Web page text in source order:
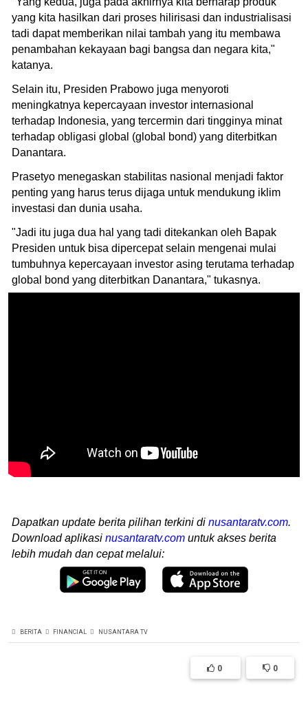
yang kita hasilkan dari proses hilirisasi dan industrialisasi
tadi dapat memberikan nilai tambah yang itu membawa
penambahan kekayaan bagi bangsa dan negara kita,"
katanya.
Selain itu, Presiden Prabowo juga menyoroti
meningkatnya kepercayaan investor internasional
terhadap Indonesia, yang tercermin dari tingginya minat
terhadap obligasi global (global bond) yang diterbitkan
Danantara.
Prasetyo menegaskan stabilitas nasional menjadi faktor
penting yang harus terus dijaga untuk mendukung iklim
investasi dan dunia usaha.
"Jadi itu juga dua hal yang tadi ditekankan oleh Bapak
Presiden untuk bisa dipercepat selain mengenai mulai
tumbuhnya kepercayaan investor asing terutama terhadap
global bond yang diterbitkan Danantara," tukasnya.
Dapatkan update berita pilihan terkini di nusantaratv.com.
Download aplikasi nusantaratv.com untuk akses berita
lebih mudah dan cepat melalui:
BERITA FINANCIAL NUSANTARA TV
0 0